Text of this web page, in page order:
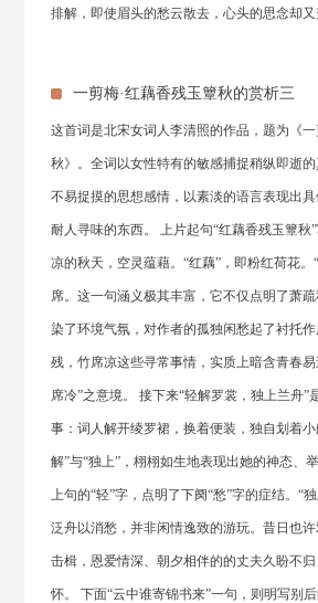
排解，即使眉头的愁云散去，心头的思念却又
一剪梅·红藕香残玉簟秋的赏析三
这首词是北宋女词人李清照的作品，题为《
秋》。全词以女性特有的敏感捕捉稍纵即逝
不易捉摸的思想感情，以素淡的语言表现出具
耐人寻味的东西。 上片起句“红藕香残玉簟秋
凉的秋天，空灵蕴藉。“红藕”，即粉红荷花。
席。这一句涵义极其丰富，它不仅点明了萧
染了环境气氛，对作者的孤独闲愁起了衬托
残，竹席凉这些寻常事情，实质上暗含青春
席冷”之意境。 接下来“轻解罗裳，独上兰舟”
事：词人解开绫罗裙，换着便装，独自划着
解”与“独上”，栩栩如生地表现出她的神态、
上句的“轻”字，点明了下阕“愁”字的症结。“
泛舟以消愁，并非闲情逸致的游玩。昔日也
击楫，恩爱情深、朝夕相伴的的丈夫久盼不
怀。 下面“云中谁寄锦书来”一句，则明写别